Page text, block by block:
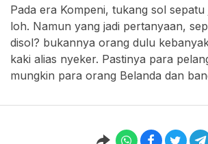
Pada era Kompeni, tukang sol sepatu
loh. Namun yang jadi pertanyaan,
disol? bukannya orang dulu
kaki alias nyeker. Pastinya para
mungkin para orang Belanda dan